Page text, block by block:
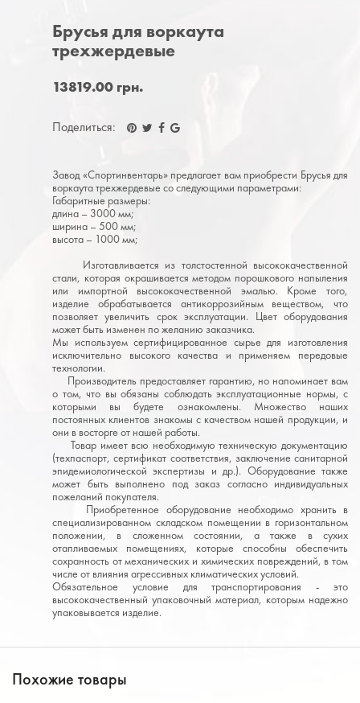
Брусья для воркаута
трехжердевые
13819.00 грн.
Поделиться:
Завод «Спортинвентарь» предлагает вам приобрести Брусья для
воркаута трехжердевые со следующими параметрами:
Габаритные размеры:
длина – 3000 мм;
ширина – 500 мм;
высота – 1000 мм;
Изготавливается из толстостенной высококачественной
стали, которая окрашивается методом порошкового напыления
или импортной высококачественной эмалью. Кроме того,
изделие обрабатывается антикоррозийным веществом, что
позволяет увеличить срок эксплуатации. Цвет оборудования
может быть изменен по желанию заказчика.
Мы используем сертифицированное сырье для изготовления
исключительно высокого качества и применяем передовые
технологии.
Производитель предоставляет гарантию, но напоминает вам
о том, что вы обязаны соблюдать эксплуатационные нормы, с
которыми вы будете ознакомлены. Множество наших
постоянных клиентов знакомы с качеством нашей продукции, и
они в восторге от нашей работы.
Товар имеет всю необходимую техническую документацию
(техпаспорт, сертификат соответствия, заключение санитарной
эпидемиологической экспертизы и др.). Оборудование также
может быть выполнено под заказ согласно индивидуальных
пожеланий покупателя.
Приобретенное оборудование необходимо хранить в
специализированном складском помещении в горизонтальном
положении, в сложенном состоянии, а также в сухих
отапливаемых помещениях, которые способны обеспечить
сохранность от механических и химических повреждений, в том
числе от влияния агрессивных климатических условий.
Обязательное условие для транспортирования - это
высококачественный упаковочный материал, которым надежно
упаковывается изделие.
Похожие товары